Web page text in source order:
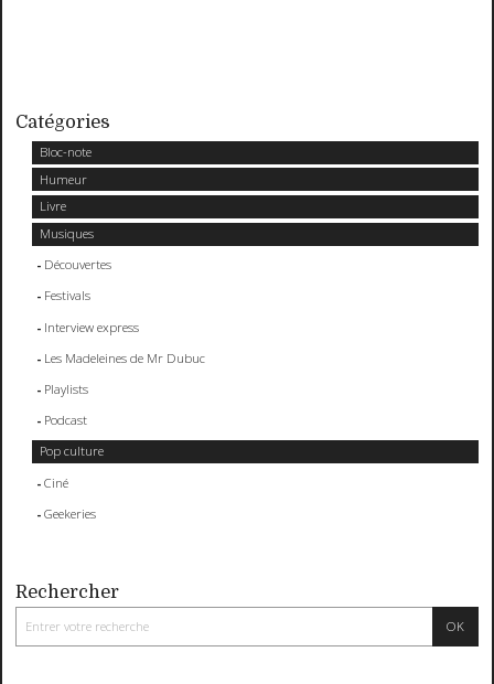
Catégories
Bloc-note
Humeur
Livre
Musiques
Découvertes
Festivals
Interview express
Les Madeleines de Mr Dubuc
Playlists
Podcast
Pop culture
Ciné
Geekeries
Rechercher